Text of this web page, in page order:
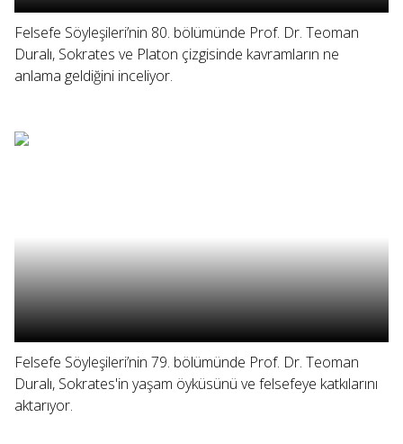
Felsefe Söyleşileri’nin 80. bölümünde Prof. Dr. Teoman
Duralı, Sokrates ve Platon çizgisinde kavramların ne
anlama geldiğini inceliyor.
Felsefe Söyleşileri’nin 79. bölümünde Prof. Dr. Teoman
Duralı, Sokrates'in yaşam öyküsünü ve felsefeye katkılarını
aktarıyor.